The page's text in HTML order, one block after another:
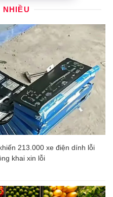
NHIỀU
213.000 xe điện dính lỗi
khai xin lỗi